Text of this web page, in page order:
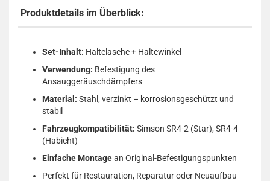
Produktdetails im Überblick:
Set-Inhalt: Haltelasche + Haltewinkel
Verwendung: Befestigung des
Ansauggeräuschdämpfers
Material: Stahl, verzinkt – korrosionsgeschützt und
stabil
Fahrzeugkompatibilität: Simson SR4-2 (Star), SR4-4
(Habicht)
Einfache Montagean Original-Befestigungspunkten
Perfekt für Restauration, Reparatur oder Neuaufbau